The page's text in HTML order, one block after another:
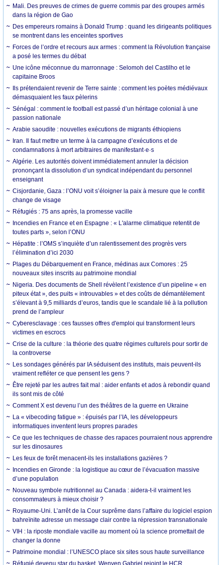
Mali. Des preuves de crimes de guerre commis par des groupes armés
dans la région de Gao
Des empereurs romains à Donald Trump : quand les dirigeants politiques
se montrent dans les enceintes sportives
Forces de l’ordre et recours aux armes : comment la Révolution française
a posé les termes du débat
Une icône méconnue du marronnage : Selomoh del Castilho et le
capitaine Broos
Ils prétendaient revenir de Terre sainte : comment les poètes médiévaux
démasquaient les faux pèlerins
Sénégal : comment le football est passé d’un héritage colonial à une
passion nationale
Arabie saoudite : nouvelles exécutions de migrants éthiopiens
Iran. Il faut mettre un terme à la campagne d’exécutions et de
condamnations à mort arbitraires de manifestant·e·s
Algérie. Les autorités doivent immédiatement annuler la décision
prononçant la dissolution d’un syndicat indépendant du personnel
enseignant
Cisjordanie, Gaza : l’ONU voit s’éloigner la paix à mesure que le conflit
change de visage
Réfugiés : 75 ans après, la promesse vacille
Incendies en France et en Espagne : « L'alarme climatique retentit de
toutes parts », selon l’ONU
Hépatite : l’OMS s’inquiète d’un ralentissement des progrès vers
l’élimination d’ici 2030
Plages du Débarquement en France, médinas aux Comores : 25
nouveaux sites inscrits au patrimoine mondial
Nigeria. Des documents de Shell révèlent l’existence d’un pipeline « en
piteux état », des puits « introuvables » et des coûts de démantèlement
s’élevant à 9,5 milliards d’euros, tandis que le scandale lié à la pollution
prend de l’ampleur
Cyberesclavage : ces fausses offres d'emploi qui transforment leurs
victimes en escrocs
Crise de la culture : la théorie des quatre régimes culturels pour sortir de
la controverse
Les sondages générés par IA séduisent des instituts, mais peuvent-ils
vraiment refléter ce que pensent les gens ?
Être rejeté par les autres fait mal : aider enfants et ados à rebondir quand
ils sont mis de côté
Comment X est devenu l’un des théâtres de la guerre en Ukraine
La « vibecoding fatigue » : épuisés par l’IA, les développeurs
informatiques inventent leurs propres parades
Ce que les techniques de chasse des rapaces pourraient nous apprendre
sur les dinosaures
Les feux de forêt menacent-ils les installations gazières ?
Incendies en Gironde : la logistique au cœur de l’évacuation massive
d’une population
Nouveau symbole nutritionnel au Canada : aidera-t-il vraiment les
consommateurs à mieux choisir ?
Royaume-Uni. L’arrêt de la Cour suprême dans l’affaire du logiciel espion
bahreïnite adresse un message clair contre la répression transnationale
VIH : la riposte mondiale vacille au moment où la science promettait de
changer la donne
Patrimoine mondial : l’UNESCO place six sites sous haute surveillance
Réfugié devenu star du basket, Wenyen Gabriel rejoint le HCR